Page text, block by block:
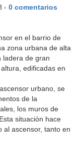
- 0 comentarios
en el barrio de
zona urbana de alta
ladera de gran
edificadas en
urbano, se
de la
los muros de
situación hace
al ascensor, tanto en